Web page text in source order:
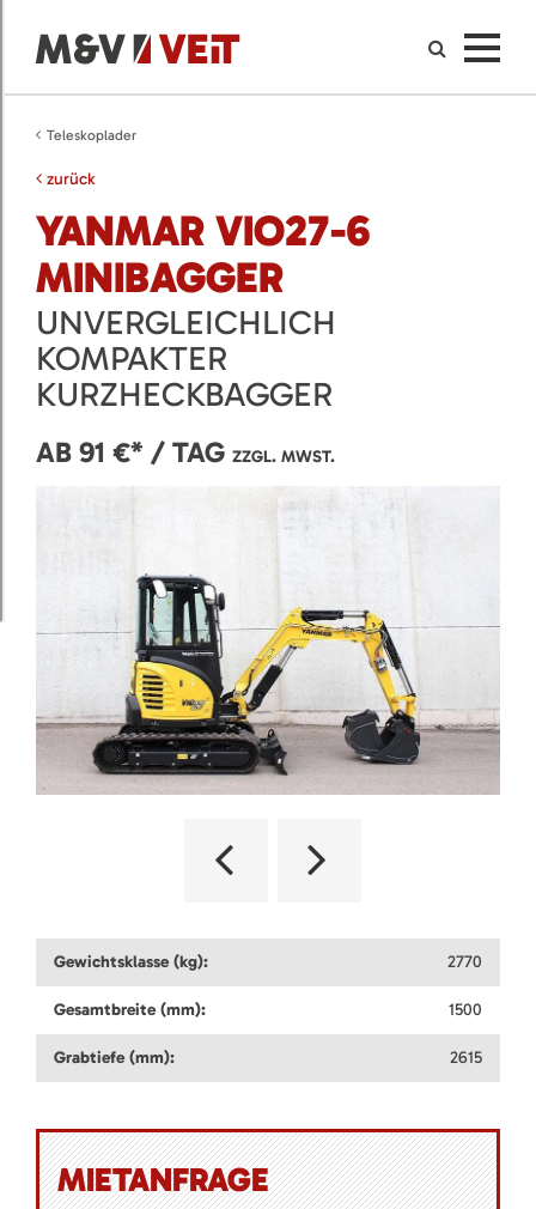
Teleskoplader
zurück
YANMAR VIO27-6
MINIBAGGER
UNVERGLEICHLICH
KOMPAKTER
KURZHECKBAGGER
AB 91 €* / TAG ZZGL. MWST.
Gewichtsklasse (kg): 2770
Gesamtbreite (mm): 1500
Grabtiefe (mm): 2615
MIETANFRAGE